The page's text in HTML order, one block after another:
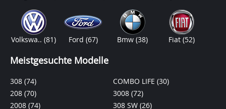
Volkswa..(81) Ford (67) Bmw(38) Fiat(52)
Meistgesuchte Modelle
308 (74)
208 (70)
2008 (74)
COMBO LIFE (30)
3008 (72)
308 SW (26)